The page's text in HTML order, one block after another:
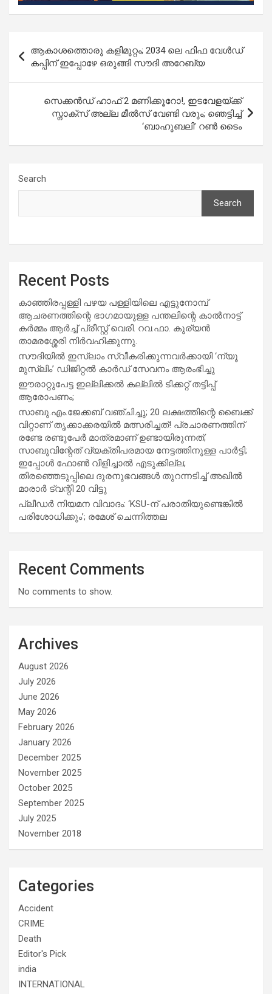
navigation
ആകാശത്തൊരു കളിമുറ്റം; 2034 ലെ ഫിഫ വേൾഡ്
കപ്പിന് ഇപ്പോഴേ ഒരുങ്ങി സൗദി അറേബ്യ
സെക്കൻഡ് ഹാഫ് 2 മണിക്കൂറോ!, ഇടവേളയ്ക്ക്
സ്നാക്സ് അല്ല മീൽസ് വേണ്ടി വരും; ഞെട്ടിച്ച്
‘ബാഹുബലി’ റൺ ടൈം
Search
Search
Recent Posts
കാഞ്ഞിരപ്പള്ളി പഴയ പള്ളിയിലെ എട്ടുനോമ്പ്
ആചരണത്തിന്റെ ഭാഗമായുള്ള പന്തലിന്റെ കാൽനാട്ട്
കർമ്മം ആർച്ച് പ്രീസ്റ്റ് വെരി. റവ.ഫാ. കുര്യൻ
താമരശ്ശേരി നിർവഹിക്കുന്നു.
സൗദിയില്‍ ഇസ്‌ലാം സ്വീകരിക്കുന്നവര്‍ക്കായി ‘ന്യൂ
മുസ്ലിം’ ഡിജിറ്റല്‍ കാര്‍ഡ് സേവനം ആരംഭിച്ചു
ഈരാറ്റുപേട്ട ഇല്ലിക്കൽ കല്ലിൽ ടിക്കറ്റ് തട്ടിപ്പ്
ആരോപണം;
സാബു.എം.ജേക്കബ് വഞ്ചിച്ചു; 20 ലക്ഷത്തിന്റെ ബൈക്ക്
വിറ്റാണ് തൃക്കാക്കരയില്‍ മത്സരിച്ചത്! പ്രചാരണത്തിന്
രണ്ടേ രണ്ടുപേര്‍ മാത്രമാണ് ഉണ്ടായിരുന്നത്;
സാബുവിന്റേത് വ്യക്തിപരമായ നേട്ടത്തിനുള്ള പാര്‍ട്ടി;
ഇപ്പോള്‍ ഫോണ്‍ വിളിച്ചാല്‍ എടുക്കില്ല;
തിരഞ്ഞെടുപ്പിലെ ദുരനുഭവങ്ങള്‍ തുറന്നടിച്ച് അഖില്‍
മാരാര്‍ ട്വന്റി 20 വിട്ടു
പ്ലീഡർ നിയമന വിവാദം: ‘KSU-ന് പരാതിയുണ്ടെങ്കിൽ
പരിശോധിക്കും’; രമേശ് ചെന്നിത്തല
Recent Comments
No comments to show.
Archives
August 2026
July 2026
June 2026
May 2026
February 2026
January 2026
December 2025
November 2025
October 2025
September 2025
July 2025
November 2018
Categories
Accident
CRIME
Death
Editor's Pick
india
INTERNATIONAL